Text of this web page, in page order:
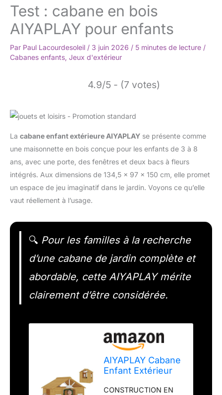
Test : cabane en bois
AIYAPLAY pour enfants
Par Paul Lacourdesoleil / 3 juin 2026 / 5 minutes de lecture /
Cabanes enfants, Jeux d'extérieur
4.9/5 - (7 votes)
La cabane enfant extérieure AIYAPLAY se présente comme
une maisonnette en bois conçue pour les enfants de 3 à 8
ans, avec une porte, des fenêtres et deux bacs à fleurs
intégrés. Aux dimensions de 134,5 x 97 x 150 cm, elle promet
un espace de jeu imaginatif dans le jardin. Voyons ce qu’elle
vaut réellement à l’usage.
🔍 Pour les familles à la recherche
d’une cabane de jardin complète et
abordable, cette AIYAPLAY mérite
clairement d’être considérée.
AIYAPLAY Cabane
Enfant Extérieur
134,5 x 97 x 150
CONSTRUCTION EN